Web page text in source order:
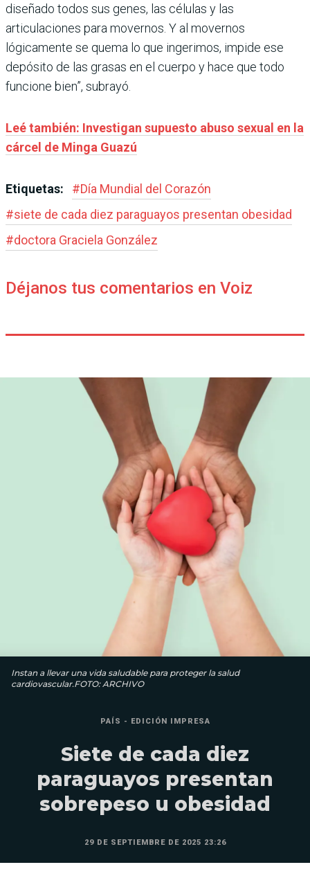
diseñado todos sus genes, las células y las
articulaciones para movernos. Y al movernos
lógicamente se quema lo que ingerimos, impide ese
depósito de las grasas en el cuerpo y hace que todo
funcione bien”, subrayó.
Leé también: Investigan supuesto abuso sexual en la
cárcel de Minga Guazú
Etiquetas: #Día Mundial del Corazón
#siete de cada diez paraguayos presentan obesidad
#doctora Graciela González
Déjanos tus comentarios en Voiz
Instan a llevar una vida saludable para proteger la salud
cardiovascular.FOTO: ARCHIVO
PAÍS - EDICIÓN IMPRESA
Siete de cada diez
paraguayos presentan
sobrepeso u obesidad
29 DE SEPTIEMBRE DE 2025 23:26